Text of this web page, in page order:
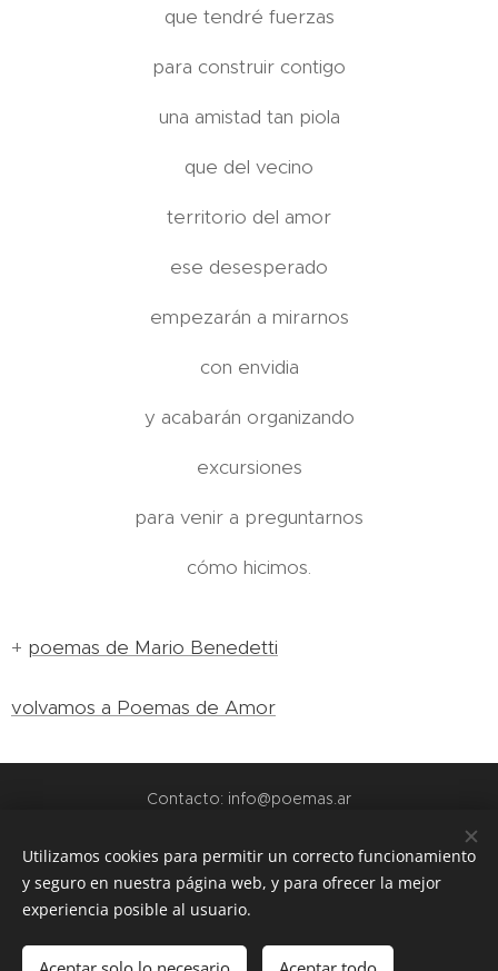
que tendré fuerzas
para construir contigo
una amistad tan piola
que del vecino
territorio del amor
ese desesperado
empezarán a mirarnos
con envidia
y acabarán organizando
excursiones
para venir a preguntarnos
cómo hicimos.
+ poemas de Mario Benedetti
volvamos a Poemas de Amor
Contacto: info@poemas.ar
webs amigas:
www.teamo.ar
www.dibujos.com.ar
Utilizamos cookies para permitir un correcto funcionamiento
y seguro en nuestra página web, y para ofrecer la mejor
experiencia posible al usuario.